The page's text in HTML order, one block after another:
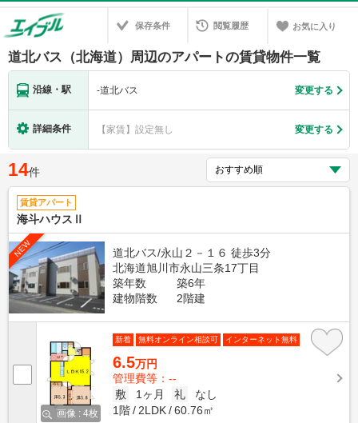
保存条件 閲覧履歴 お気に入り
道北バス（北海道）周辺のアパートの賃貸物件一覧
沿線・駅 -道北バス 変更する
詳細条件 【家賃】設定無し 変更する
14件
賃貸アパート
海斗ハウスⅡ
NEW
道北バス/永山２－１６ 徒歩3分
北海道旭川市永山三条17丁目
築年数
築6年
建物階数
2階建
画像 : 4枚
新着 無料オンライン相談可 インターネット無料
6.5万円
管理費等：--
敷
1ヶ月 礼
なし
1階
2LDK 60.76㎡